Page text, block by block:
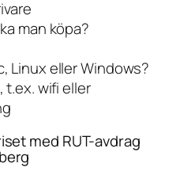
man köpa?
Linux eller Windows?
t.ex. wifi eller
med RUT-avdrag